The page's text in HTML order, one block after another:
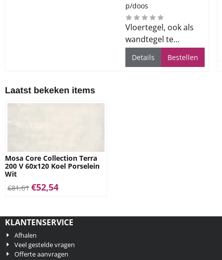
p/doos
Vloertegel, ook als
wandtegel te
gebruiken, voor alle
ruimtes
Details Bestellen
Laatst bekeken items
Mosa Core Collection Terra
200 V 60x120 Koel Porselein
Wit
€81,61 €52,54
KLANTENSERVICE
Afhalen
Veel gestelde vragen
Offerte aanvragen